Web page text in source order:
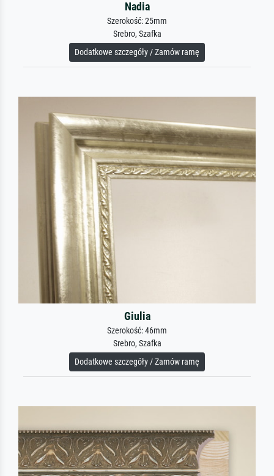
Nadia
Szerokość: 25mm
Srebro, Szafka
Dodatkowe szczegóły / Zamów ramę
Giulia
Szerokość: 46mm
Srebro, Szafka
Dodatkowe szczegóły / Zamów ramę